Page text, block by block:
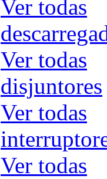
Ver todas
Ver todas
disjuntores
Ver todas
Ver todas